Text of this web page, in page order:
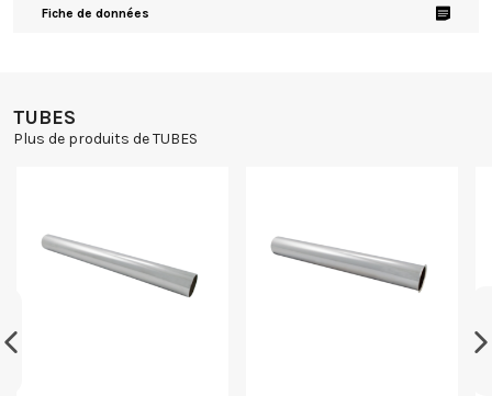
Fiche de données
TUBES
Plus de produits de TUBES